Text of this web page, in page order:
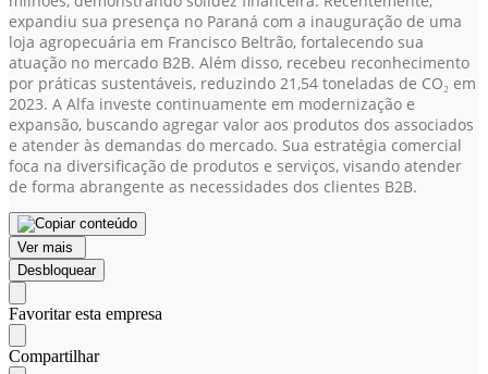
expandiu sua presença no Paraná com a inauguração de uma
loja agropecuária em Francisco Beltrão, fortalecendo sua
atuação no mercado B2B. Além disso, recebeu reconhecimento
por práticas sustentáveis, reduzindo 21,54 toneladas de CO₂ em
2023. A Alfa investe continuamente em modernização e
expansão, buscando agregar valor aos produtos dos associados
e atender às demandas do mercado. Sua estratégia comercial
foca na diversificação de produtos e serviços, visando atender
de forma abrangente as necessidades dos clientes B2B.
Ver mais
Desbloquear
Favoritar esta empresa
Compartilhar